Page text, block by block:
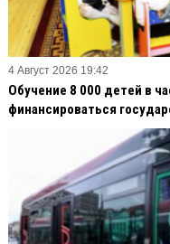
4 Август 2026 19:42
Обучение 8 000 детей в
финансироваться